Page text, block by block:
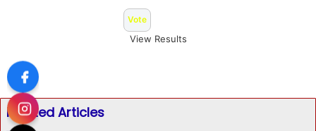
View Results
Related Articles